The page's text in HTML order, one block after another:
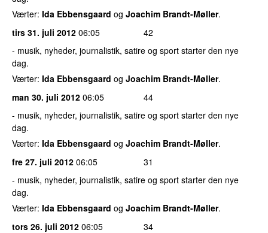
Værter: Ida Ebbensgaard og Joachim Brandt-Møller.
tirs 31. juli 2012 06:05
42
- musik, nyheder, journalistik, satire og sport starter den nye
dag.
Værter: Ida Ebbensgaard og Joachim Brandt-Møller.
man 30. juli 2012 06:05
44
- musik, nyheder, journalistik, satire og sport starter den nye
dag.
Værter: Ida Ebbensgaard og Joachim Brandt-Møller.
fre 27. juli 2012 06:05
31
- musik, nyheder, journalistik, satire og sport starter den nye
dag.
Værter: Ida Ebbensgaard og Joachim Brandt-Møller.
tors 26. juli 2012 06:05
34